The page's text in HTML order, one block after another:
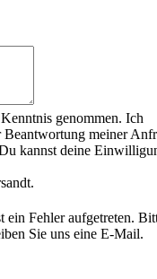
genommen. Ich
Beantwortung meiner
kannst deine
ein Fehler aufgetreten.
Sie uns eine E-Mail.